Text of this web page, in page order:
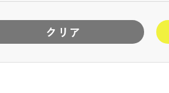
クリア